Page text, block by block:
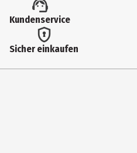
Dipropylene Glycol, Eucalyptus
Bergamia Fruit Oil, Guaiazulene,
Ectoin, Anthemis Nobilis Flower
Extract, Ferula Galbaniflua Resin
Kundenservice
Sicher einkaufen